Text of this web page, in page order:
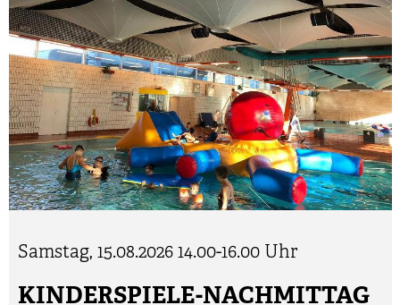
Samstag, 15.08.2026 14.00-16.00 Uhr
KINDERSPIELE-NACHMITTAG